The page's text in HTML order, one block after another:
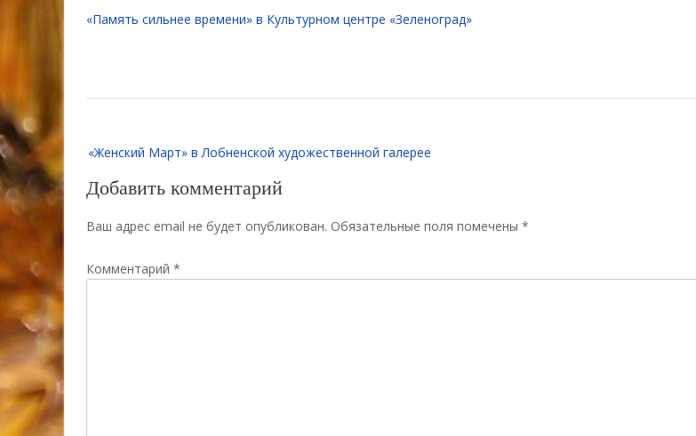
«Память сильнее времени» в Культурном центре «Зеленоград»
по
записям
«Женский Март» в Лобненской художественной галерее
Добавить комментарий
Ваш адрес email не будет опубликован. Обязательные поля помечены *
Комментарий *